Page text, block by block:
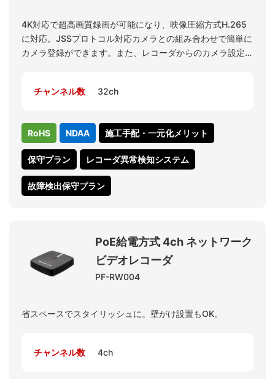
4K対応で超高画質録画が可能になり、映像圧縮方式H.265
に対応。JSSプロトコル対応カメラとの組み合わせで簡単に
カメラ登録ができます。また、レコーダからのカメラ設定や
になりました。
チャンネル数 32ch
RoHS NDAA 施工手配・一元化メリット
保守プラン レコーダ異常検知システム
故障検出保守プラン
PoE給電方式 4ch ネットワーク
ビデオレコーダ
PF-RW004
省スペースでスタイリッシュに。壁がけ設置もOK。
チャンネル数 4ch